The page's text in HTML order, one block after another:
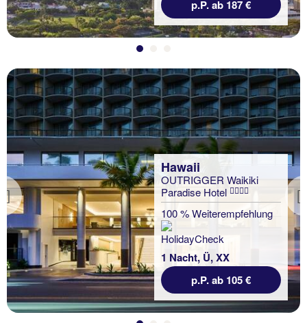
p.P. ab 187 €
Previous
Hawaii
OUTRIGGER Waikiki
Paradise Hotel
100 % Weiterempfehlung
1 Nacht, Ü, XX
p.P. ab 105 €